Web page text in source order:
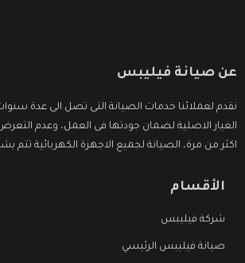
عن صيانة فيليبس
نقدم لعملائنا خدمات الصيانة التى تصل الى عدة
الغيار الاصلية لضمان جودتها فى العمل، وعدم
اكثر من مرة، الصيانة لجميع الاجهزة الكهربائية تتم
الأقسام
شركة فيليبس
صيانة فيليبس الرئيسي